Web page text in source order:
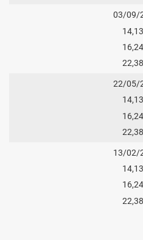
03/09/
22/05/
13/02/